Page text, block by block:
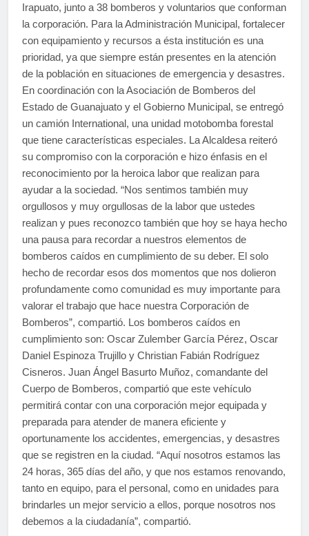
Irapuato, junto a 38 bomberos y voluntarios que conforman
la corporación. Para la Administración Municipal, fortalecer
con equipamiento y recursos a ésta institución es una
prioridad, ya que siempre están presentes en la atención
de la población en situaciones de emergencia y desastres.
En coordinación con la Asociación de Bomberos del
Estado de Guanajuato y el Gobierno Municipal, se entregó
un camión International, una unidad motobomba forestal
que tiene características especiales. La Alcaldesa reiteró
su compromiso con la corporación e hizo énfasis en el
reconocimiento por la heroica labor que realizan para
ayudar a la sociedad. “Nos sentimos también muy
orgullosos y muy orgullosas de la labor que ustedes
realizan y pues reconozco también que hoy se haya hecho
una pausa para recordar a nuestros elementos de
bomberos caídos en cumplimiento de su deber. El solo
hecho de recordar esos dos momentos que nos dolieron
profundamente como comunidad es muy importante para
valorar el trabajo que hace nuestra Corporación de
Bomberos”, compartió. Los bomberos caídos en
cumplimiento son: Oscar Zulember García Pérez, Oscar
Daniel Espinoza Trujillo y Christian Fabián Rodríguez
Cisneros. Juan Ángel Basurto Muñoz, comandante del
Cuerpo de Bomberos, compartió que este vehículo
permitirá contar con una corporación mejor equipada y
preparada para atender de manera eficiente y
oportunamente los accidentes, emergencias, y desastres
que se registren en la ciudad. “Aquí nosotros estamos las
24 horas, 365 días del año, y que nos estamos renovando,
tanto en equipo, para el personal, como en unidades para
brindarles un mejor servicio a ellos, porque nosotros nos
debemos a la ciudadanía”, compartió.